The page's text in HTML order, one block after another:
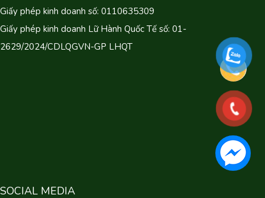
Giấy phép kinh doanh số: 0110635309
Giấy phép kinh doanh Lữ Hành Quốc Tế số: 01-
2629/2024/CDLQGVN-GP LHQT
SOCIAL MEDIA